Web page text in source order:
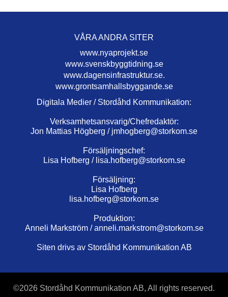
VÅRA ANDRA SITER
www.nyaprojekt.se
www.svenskbyggtidning.se
www.dagensinfrastruktur.se.
www.grontsamhallsbyggande.se
Digitala Medier / Stordåhd Kommunikation:
Verksamhetsansvarig/Chefredaktör:
Jon Mattias Högberg / jmhogberg@storkom.se
Försäljningschef:
Lisa Hofberg / lisa.hofberg@storkom.se
Försäljning:
Lisa Hofberg
lisa.hofberg@storkom.se
Produktion:
Anneli Markström / anneli.markstrom@storkom.se
Siten drivs av Stordåhd Kommunikation AB
©2026 Stordåhd Kommunikation AB, All rights reserved.